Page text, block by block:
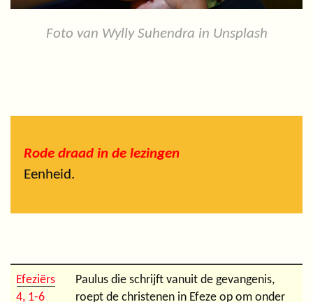
Foto van Wylly Suhendra in Unsplash
Rode draad in de lezingen
Eenheid.
Efeziërs
4, 1-6
Paulus die schrijft vanuit de gevangenis,
roept de christenen in Efeze op om onder